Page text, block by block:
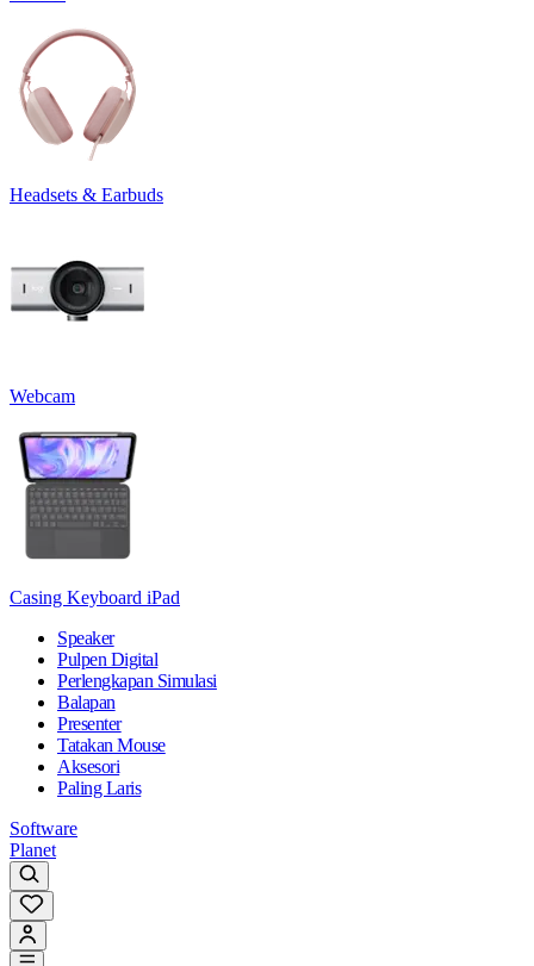
Headsets & Earbuds
Webcam
Casing Keyboard iPad
Speaker
Pulpen Digital
Perlengkapan Simulasi
Balapan
Presenter
Tatakan Mouse
Aksesori
Paling Laris
Software
Planet